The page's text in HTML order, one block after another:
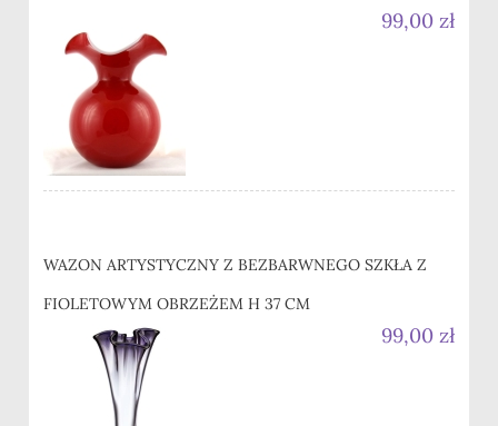
99,00 zł
WAZON ARTYSTYCZNY Z BEZBARWNEGO SZKŁA Z
FIOLETOWYM OBRZEŻEM H 37 CM
99,00 zł